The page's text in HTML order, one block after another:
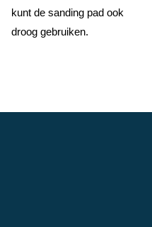
kunt de sanding pad ook
droog gebruiken.